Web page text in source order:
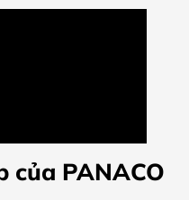
của PANACO